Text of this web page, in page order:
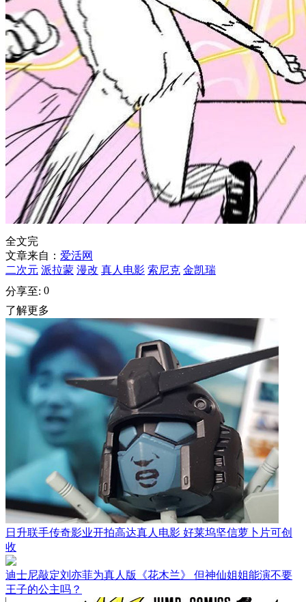
全文完
文章来自： 爱活网
二次元 派拉蒙 漫改 真人电影 索尼克 金凯瑞
分享至: 0
了解更多
日升联手传奇影业开拍高达真人电影 好莱坞坚信萝卜片可创
收
迪士尼敲定刘亦菲为真人版《花木兰》 但神仙姐姐能演不要
王子的公主吗？